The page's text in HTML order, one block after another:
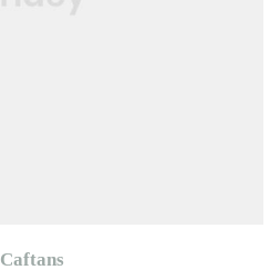
Caftans